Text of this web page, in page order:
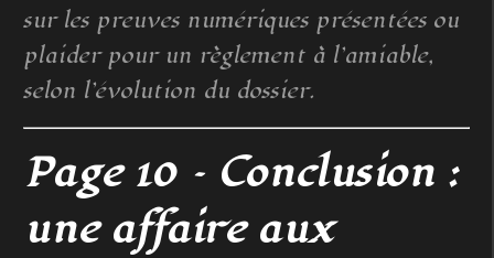
sur les preuves numériques présentées ou
plaider pour un règlement à l’amiable,
selon l’évolution du dossier.
Page 10 – Conclusion :
une affaire aux